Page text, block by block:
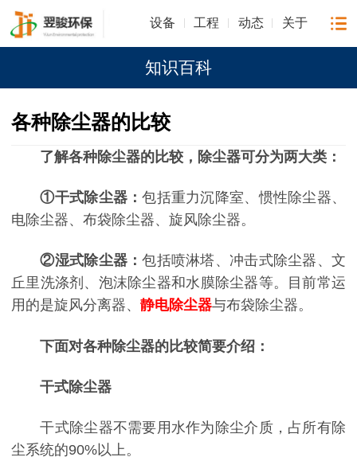
设备 工程 动态 关于
知识百科
各种除尘器的比较
了解各种除尘器的比较，除尘器可分为两大类：
①干式除尘器：包括重力沉降室、惯性除尘器、
电除尘器、布袋除尘器、旋风除尘器。
②湿式除尘器：包括喷淋塔、冲击式除尘器、文
丘里洗涤剂、泡沫除尘器和水膜除尘器等。目前常运
用的是旋风分离器、 静电除尘器与布袋除尘器。
下面对各种除尘器的比较简要介绍：
干式除尘器
干式除尘器不需要用水作为除尘介质，占所有除
尘系统的90%以上。